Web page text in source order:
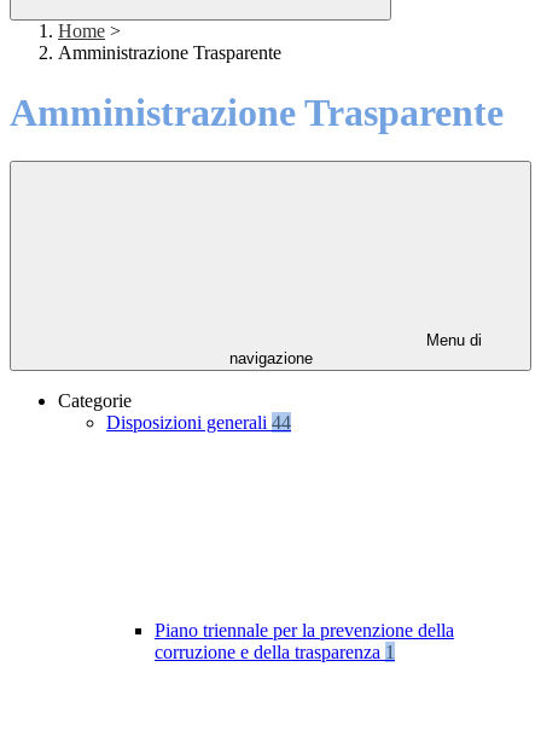
Home >
Amministrazione Trasparente
Amministrazione Trasparente
Menu di
navigazione
Categorie
Disposizioni generali 44
Piano triennale per la prevenzione della
corruzione e della trasparenza 1